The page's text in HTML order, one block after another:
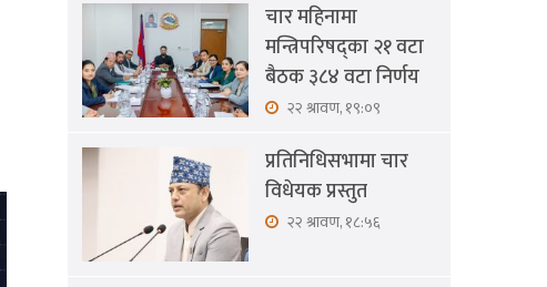
चार महिनामा
मन्त्रिपरिषद्का २१ वटा
बैठक ३८४ वटा निर्णय
२२ श्रावण, १९:०९
प्रतिनिधिसभामा चार
विधेयक प्रस्तुत
२२ श्रावण, १८:५६